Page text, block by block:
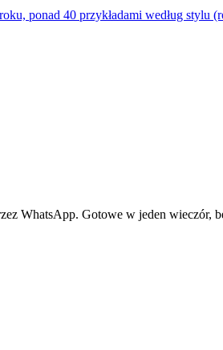
ponad 40 przykładami według
WhatsApp. Gotowe w jeden wieczór,